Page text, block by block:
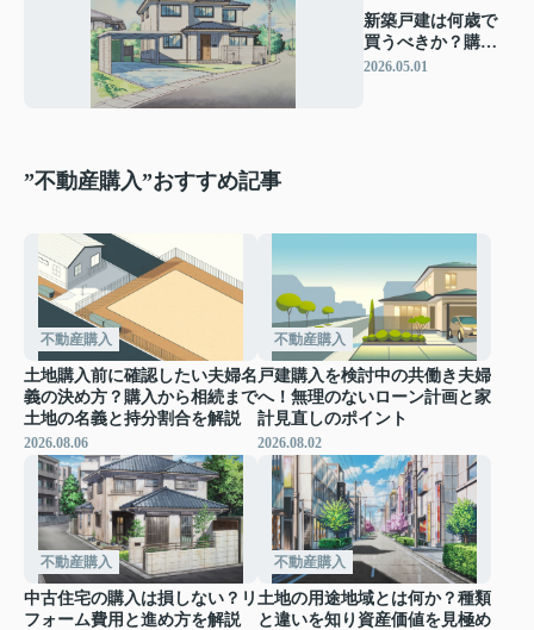
新築戸建は何歳で
買うべきか？購入
の目安と最適なタ
2026.05.01
”不動産購入”おすすめ記事
不動産購入
土地購入前に確認したい夫婦名
義の決め方？購入から相続まで
土地の名義と持分割合を解説
2026.08.06
不動産購入
戸建購入を検討中の共働き夫婦
へ！無理のないローン計画と家
計見直しのポイント
2026.08.02
不動産購入
中古住宅の購入は損しない？リ
フォーム費用と進め方を解説
不動産購入
土地の用途地域とは何か？種類
と違いを知り資産価値を見極め